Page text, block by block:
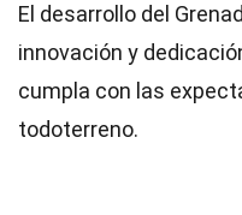
El desarrollo del
innovación y
cumpla con las
todoterreno.